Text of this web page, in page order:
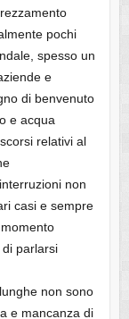
pochi
spesso un
e
di benvenuto
e acqua
relativi al
non
casi e sempre
di parlarsi
non sono
e mancanza di